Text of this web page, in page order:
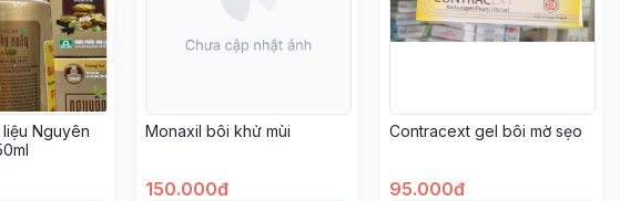
Nguyên
Monaxil bôi khử mùi
150.000đ
Contracext gel bôi mờ sẹo
95.000đ